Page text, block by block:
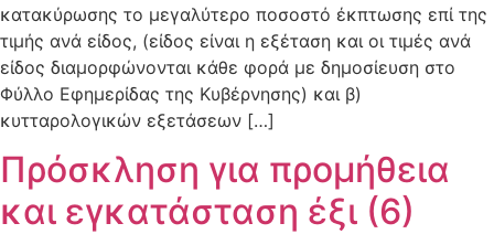
κατακύρωσης το μεγαλύτερο ποσοστό έκπτωσης επί της
τιμής ανά είδος, (είδος είναι η εξέταση και οι τιμές ανά
είδος διαμορφώνονται κάθε φορά με δημοσίευση στο
Φύλλο Εφημερίδας της Κυβέρνησης) και β)
κυτταρολογικών εξετάσεων […]
Πρόσκληση για προμήθεια
και εγκατάσταση έξι (6)